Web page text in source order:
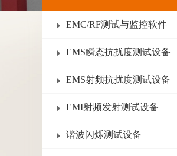
EMC/RF测试与监控软件
EMS瞬态抗扰度测试设备
EMS射频抗扰度测试设备
EMI射频发射测试设备
谐波闪烁测试设备